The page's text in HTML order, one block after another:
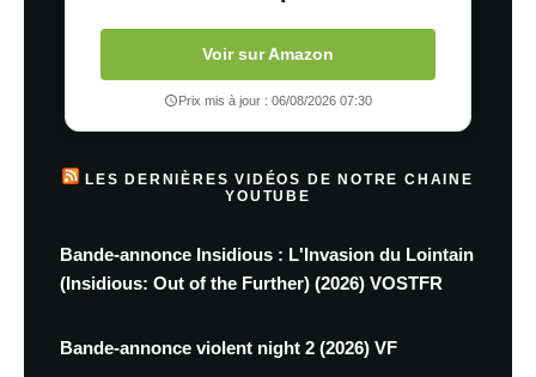
Voir sur Amazon
Prix mis à jour : 06/08/2026 07:30
LES DERNIÈRES VIDÉOS DE NOTRE CHAINE
YOUTUBE
Bande-annonce Insidious : L'Invasion du Lointain
(Insidious: Out of the Further) (2026) VOSTFR
Bande-annonce violent night 2 (2026) VF